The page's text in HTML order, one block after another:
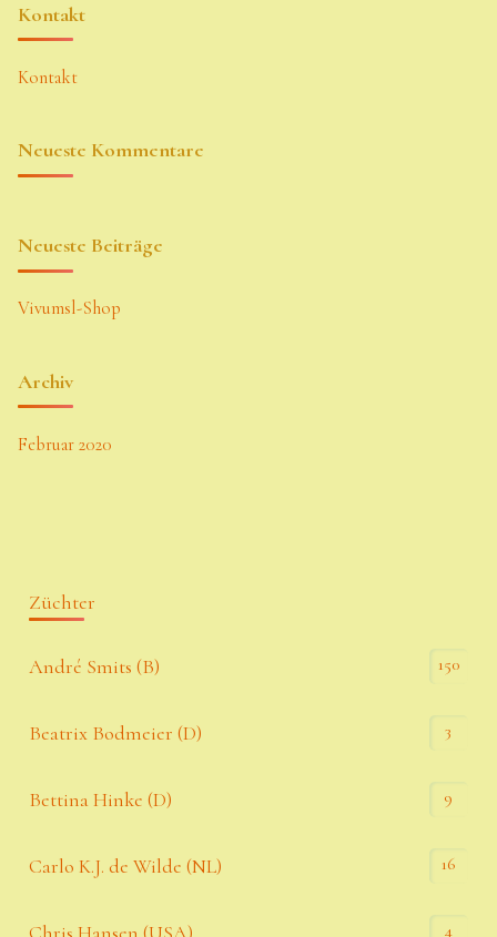
Kontakt
Kontakt
Neueste Kommentare
Neueste Beiträge
Vivumsl-Shop
Archiv
Februar 2020
Züchter
André Smits (B) 150
Beatrix Bodmeier (D) 3
Bettina Hinke (D) 9
Carlo K.J. de Wilde (NL) 16
4